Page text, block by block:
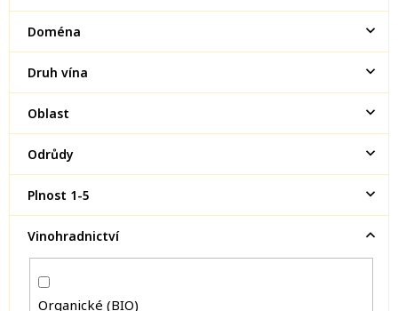
Doména
Druh vína
Oblast
Odrůdy
Plnost 1-5
Vinohradnictví
Organické (BIO)